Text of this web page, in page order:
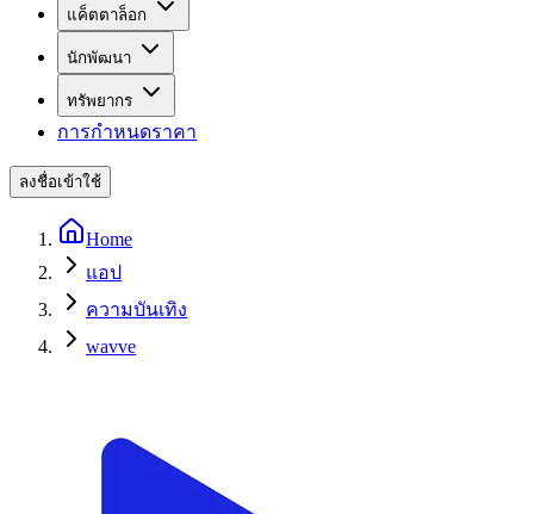
แค็ตตาล็อก
นักพัฒนา
ทรัพยากร
การกำหนดราคา
ลงชื่อเข้าใช้
Home
แอป
ความบันเทิง
wavve